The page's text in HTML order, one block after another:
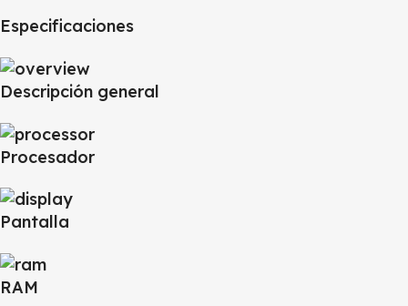
Especificaciones
Descripción general
Procesador
Pantalla
RAM